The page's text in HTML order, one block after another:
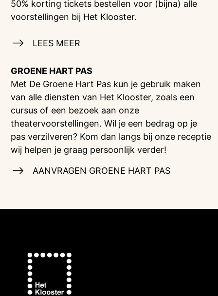
50% korting tickets bestellen voor (bijna) alle
voorstellingen bij Het Klooster.
LEES MEER
GROENE HART PAS
Met De Groene Hart Pas kun je gebruik maken
van alle diensten van Het Klooster, zoals een
cursus of een bezoek aan onze
theatervoorstellingen. Wil je een bedrag op je
pas verzilveren? Kom dan langs bij onze receptie
wij helpen je graag persoonlijk verder!
AANVRAGEN GROENE HART PAS